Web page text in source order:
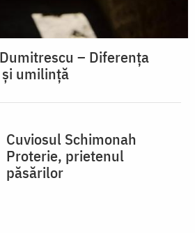
– Diferența
umilință
Cuviosul Schimonah
Proterie, prietenul
păsărilor